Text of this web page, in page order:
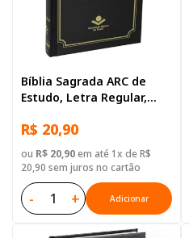
Bíblia Sagrada ARC de
Estudo, Letra Regular,
Preta
R$ 20,90
ou R$ 20,90em até 1x de R$
20,90 sem juros no cartão
- + Adicionar